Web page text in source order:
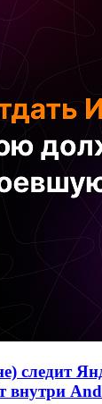
следит
внутри